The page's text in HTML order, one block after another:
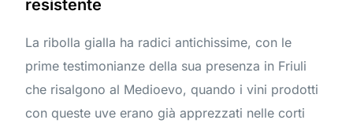
resistente
La ribolla gialla ha radici antichissime, con le
prime testimonianze della sua presenza in Friuli
che risalgono al Medioevo, quando i vini prodotti
con queste uve erano già apprezzati nelle corti